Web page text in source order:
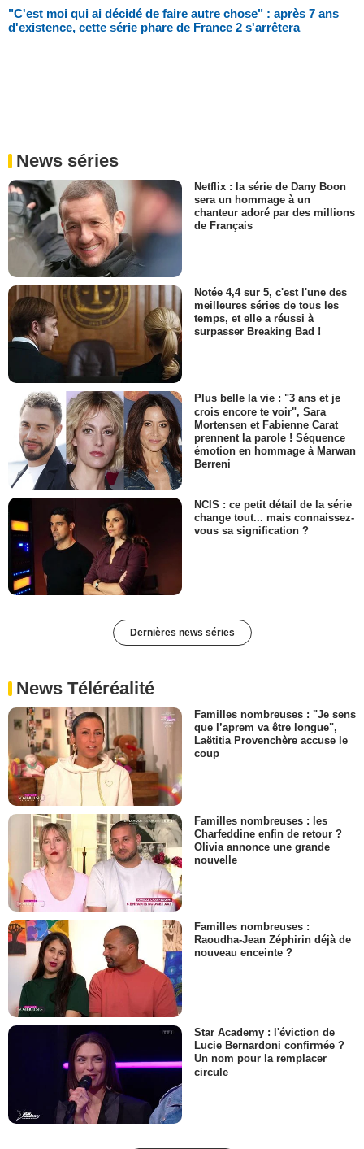
"C'est moi qui ai décidé de faire autre chose" : après 7 ans
d'existence, cette série phare de France 2 s'arrêtera
News séries
Netflix : la série de Dany Boon
sera un hommage à un
chanteur adoré par des millions
de Français
Notée 4,4 sur 5, c'est l'une des
meilleures séries de tous les
temps, et elle a réussi à
surpasser Breaking Bad !
Plus belle la vie : "3 ans et je
crois encore te voir", Sara
Mortensen et Fabienne Carat
prennent la parole ! Séquence
émotion en hommage à Marwan
Berreni
NCIS : ce petit détail de la série
change tout... mais connaissez-
vous sa signification ?
Dernières news séries
News Téléréalité
Familles nombreuses : "Je sens
que l’aprem va être longue",
Laëtitia Provenchère accuse le
coup
Familles nombreuses : les
Charfeddine enfin de retour ?
Olivia annonce une grande
nouvelle
Familles nombreuses :
Raoudha-Jean Zéphirin déjà de
nouveau enceinte ?
Star Academy : l'éviction de
Lucie Bernardoni confirmée ?
Un nom pour la remplacer
circule